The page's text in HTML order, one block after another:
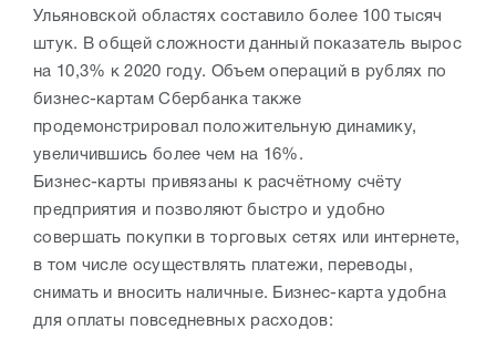
Ульяновской областях составило более 100 тысяч
штук. В общей сложности данный показатель вырос
на 10,3% к 2020 году. Объем операций в рублях по
бизнес-картам Сбербанка также
продемонстрировал положительную динамику,
увеличившись более чем на 16%.
Бизнес-карты привязаны к расчётному счёту
предприятия и позволяют быстро и удобно
совершать покупки в торговых сетях или интернете,
в том числе осуществлять платежи, переводы,
снимать и вносить наличные. Бизнес-карта удобна
для оплаты повседневных расходов: